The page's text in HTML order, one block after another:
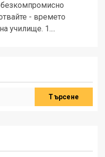
- времето
училище. 1....
Търсене